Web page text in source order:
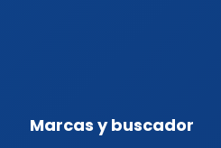
Marcas y buscador